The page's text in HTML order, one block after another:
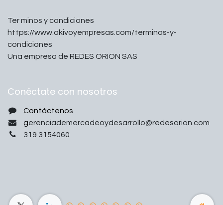
Ter minos y condiciones
https://www.akivoyempresas.com/terminos-y-
condiciones
Una empresa de REDES ORION SAS
Conéctate con nosotros
Contáctenos
gerenciademercadeoydesarrollo@redesorion.com
319 3154060